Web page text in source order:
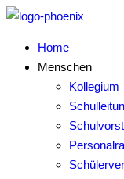
Home
Menschen
Kollegium